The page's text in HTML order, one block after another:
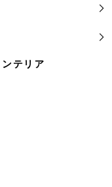
テリア